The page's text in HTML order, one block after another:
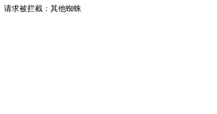
请求被拦截：其他蜘蛛